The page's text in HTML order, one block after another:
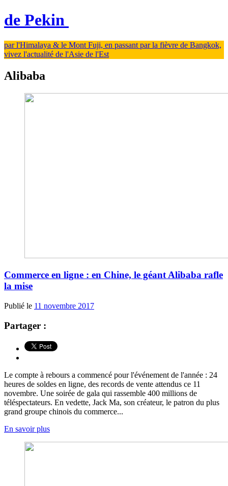
de Pekin
par l'Himalaya & le Mont Fuji, en passant par la fièvre de Bangkok,
vivez l'actualité de l'Asie de l'Est
Alibaba
Commerce en ligne : en Chine, le géant Alibaba rafle
la mise
Publié le 11 novembre 2017
Partager :
Le compte à rebours a commencé pour l'événement de l'année : 24
heures de soldes en ligne, des records de vente attendus ce 11
novembre. Une soirée de gala qui rassemble 400 millions de
téléspectateurs. En vedette, Jack Ma, son créateur, le patron du plus
grand groupe chinois du commerce...
En savoir plus